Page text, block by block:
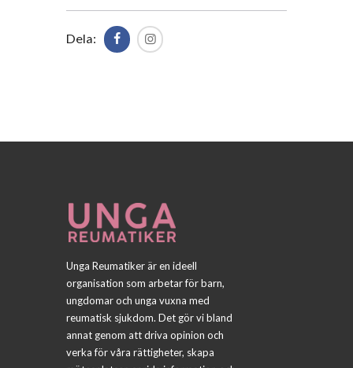
Dela:
Unga Reumatiker är en ideell
organisation som arbetar för barn,
ungdomar och unga vuxna med
reumatisk sjukdom. Det gör vi bland
annat genom att driva opinion och
verka för våra rättigheter, skapa